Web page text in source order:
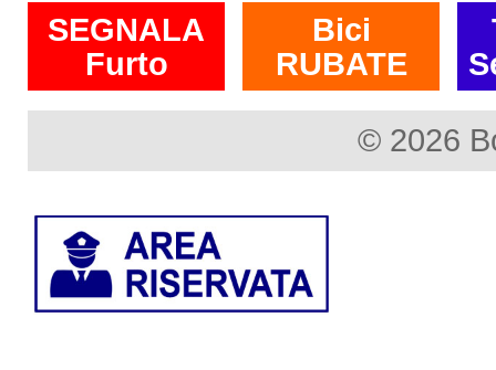
SEGNALA
Furto
Bici
RUBATE
© 2026